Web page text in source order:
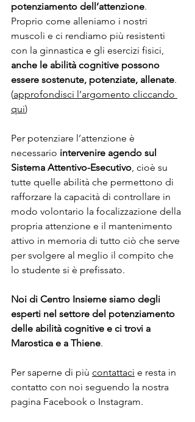
potenziamento dell’attenzione.
Proprio come alleniamo i nostri
muscoli e ci rendiamo più resistenti
con la ginnastica e gli esercizi fisici,
anche le abilità cognitive possono
essere sostenute, potenziate, allenate.
(approfondisci l’argomento cliccando
qui)
Per potenziare l’attenzione è
necessario intervenire agendo sul
Sistema Attentivo-Esecutivo, cioè su
tutte quelle abilità che permettono di
rafforzare la capacità di controllare in
modo volontario la focalizzazione della
propria attenzione e il mantenimento
attivo in memoria di tutto ciò che serve
per svolgere al meglio il compito che
lo studente si è prefissato.
Noi di Centro Insieme siamo degli
esperti nel settore del potenziamento
delle abilità cognitive e ci trovi a
Marostica e a Thiene.
Per saperne di più contattaci e resta in
contatto con noi seguendo la nostra
pagina Facebook o Instagram.